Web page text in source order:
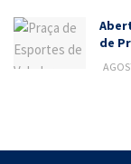
de